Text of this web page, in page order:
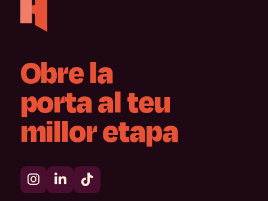
Obrela
portaalteu
milloretapa